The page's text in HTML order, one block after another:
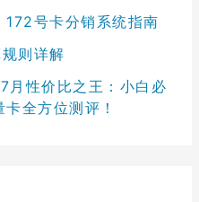
172号卡分销系统指南
则详解
月性价比之王：小白必
全方位测评！